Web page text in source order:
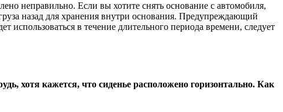
неправильно. Если вы хотите снять основание с автомобиля,
назад для хранения внутри основания. Предупреждающий
использоваться в течение длительного периода времени, следует
хотя кажется, что сиденье расположено горизонтально. Как